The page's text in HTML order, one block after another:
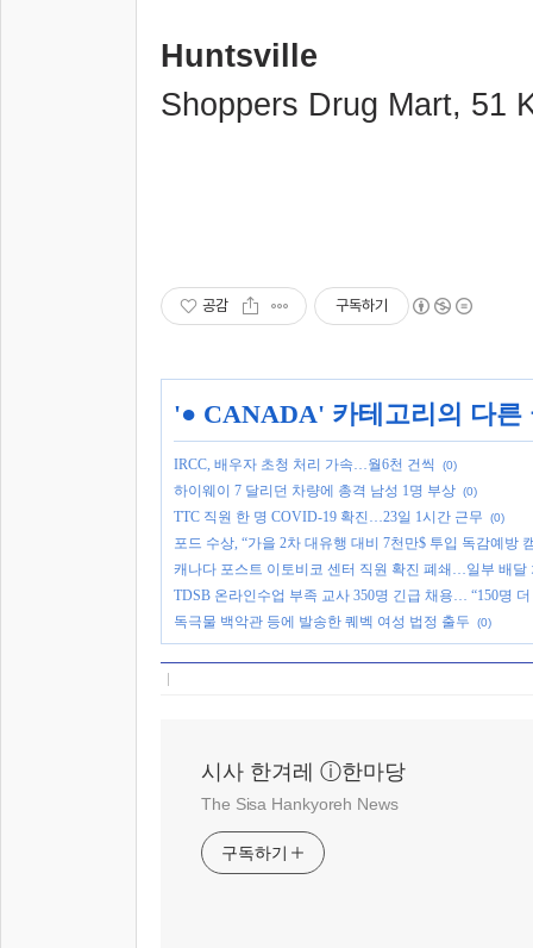
Huntsville
Shoppers Drug Mart, 51
공감 구독하기
'● CANADA' 카테고리의 다른
IRCC, 배우자 초청 처리 가속…월6천 건씩 (0)
하이웨이 7 달리던 차량에 총격 남성 1명 부상 (0)
TTC 직원 한 명 COVID-19 확진…23일 1시간 근무 (0)
포드 수상, “가을 2차 대유행 대비 7천만$ 투입 독감예방
캐나다 포스트 이토비코 센터 직원 확진 폐쇄…일부 배달
TDSB 온라인수업 부족 교사 350명 긴급 채용… “150명 더
독극물 백악관 등에 발송한 퀘벡 여성 법정 출두
(0)
시사 한겨레 ⓘ한마당
The Sisa Hankyoreh News
구독하기